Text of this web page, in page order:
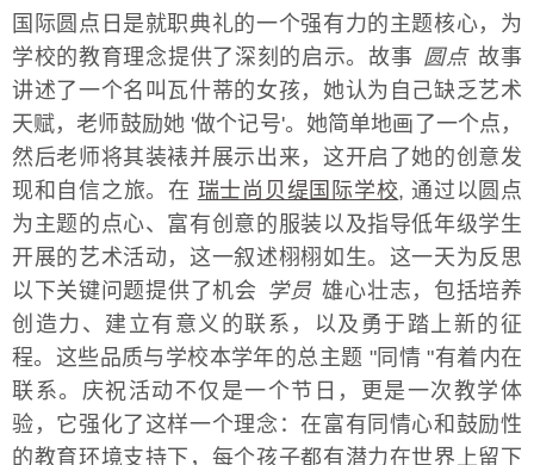
国际圆点日是就职典礼的一个强有力的主题核心，为
学校的教育理念提供了深刻的启示。故事 圆点 故事
讲述了一个名叫瓦什蒂的女孩，她认为自己缺乏艺术
天赋，老师鼓励她 '做个记号'。她简单地画了一个点，
然后老师将其装裱并展示出来，这开启了她的创意发
现和自信之旅。在 瑞士尚贝缇国际学校, 通过以圆点
为主题的点心、富有创意的服装以及指导低年级学生
开展的艺术活动，这一叙述栩栩如生。这一天为反思
以下关键问题提供了机会 学员 雄心壮志，包括培养
创造力、建立有意义的联系，以及勇于踏上新的征
程。这些品质与学校本学年的总主题 "同情 "有着内在
联系。庆祝活动不仅是一个节日，更是一次教学体
验，它强化了这样一个理念：在富有同情心和鼓励性
的教育环境支持下，每个孩子都有潜力在世界上留下